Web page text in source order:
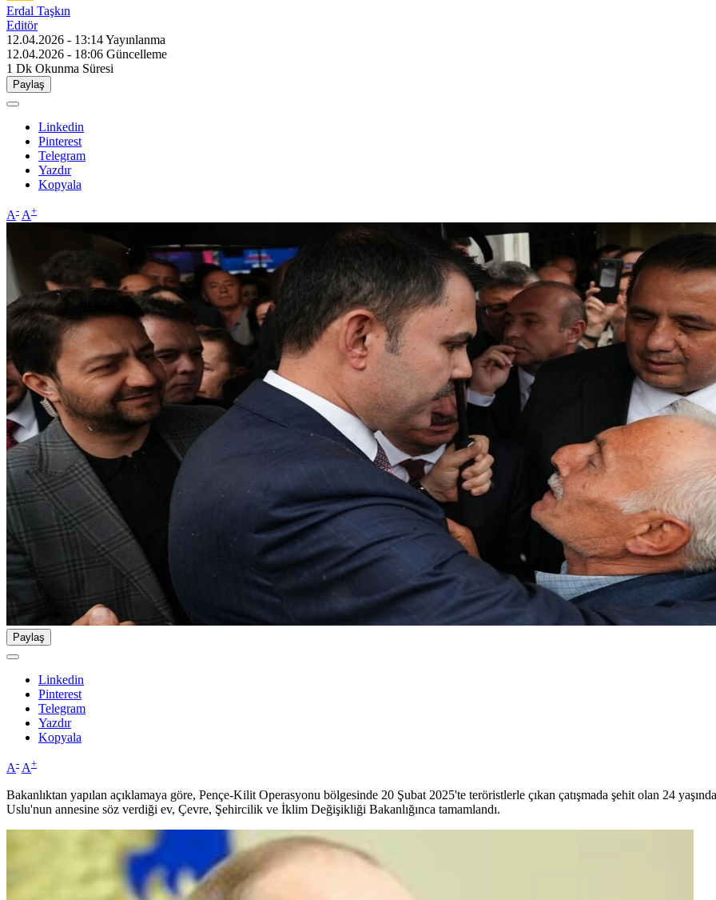
Erdal Taşkın
Editör
12.04.2026 - 13:14Yayınlanma
12.04.2026 - 18:06 Güncelleme
1 Dk Okunma Süresi
Paylaş
Linkedin
Pinterest
Telegram
Yazdır
Kopyala
A- A+
Paylaş
Linkedin
Pinterest
Telegram
Yazdır
Kopyala
A- A+
Bakanlıktan yapılan açıklamaya göre, Pençe-Kilit Operasyonu bölgesinde 20 Şubat 2025'te teröristlerle çıkan çatışmada şehit olan 24
Uslu'nun annesine söz verdiği ev, Çevre, Şehircilik ve İklim Değişikliği Bakanlığınca tamamlandı.